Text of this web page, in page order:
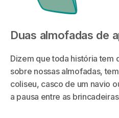
Duas almofadas de
Dizem que toda história tem
sobre nossas almofadas,
coliseu, casco de um navio
a pausa entre as